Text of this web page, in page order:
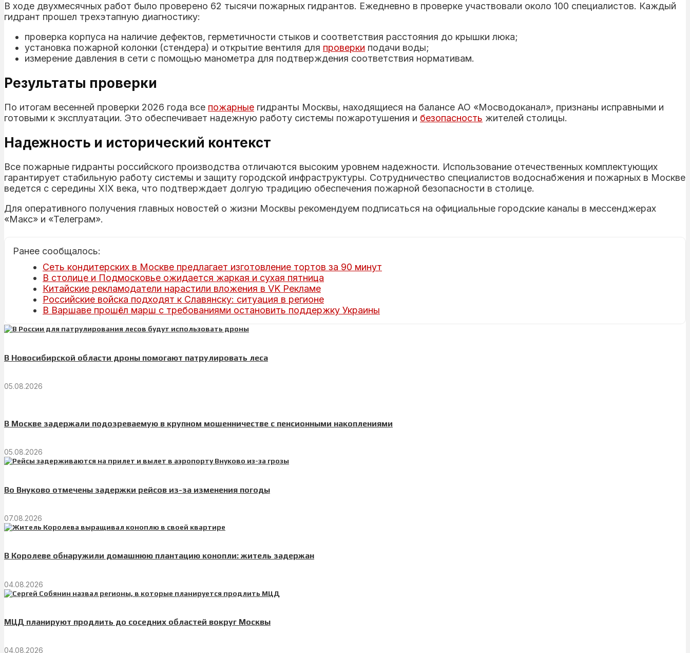
В ходе двухмесячных работ было проверено 62 тысячи пожарных гидрантов. Ежедневно в проверке участвовали около 100 специалистов. Каждый
гидрант прошел трехэтапную диагностику:
проверка корпуса на наличие дефектов, герметичности стыков и соответствия расстояния до крышки люка;
установка пожарной колонки (стендера) и открытие вентиля для проверки подачи воды;
измерение давления в сети с помощью манометра для подтверждения соответствия нормативам.
Результаты проверки
По итогам весенней проверки 2026 года все пожарные гидранты Москвы, находящиеся на балансе АО «Мосводоканал», признаны исправными и
готовыми к эксплуатации. Это обеспечивает надежную работу системы пожаротушения и безопасность жителей столицы.
Надежность и исторический контекст
Все пожарные гидранты российского производства отличаются высоким уровнем надежности. Использование отечественных комплектующих
гарантирует стабильную работу системы и защиту городской инфраструктуры. Сотрудничество специалистов водоснабжения и пожарных в Москве
ведется с середины XIX века, что подтверждает долгую традицию обеспечения пожарной безопасности в столице.
Для оперативного получения главных новостей о жизни Москвы рекомендуем подписаться на официальные городские каналы в мессенджерах
«Макс» и «Телеграм».
Ранее сообщалось:
Сеть кондитерских в Москве предлагает изготовление тортов за 90 минут
В столице и Подмосковье ожидается жаркая и сухая пятница
Китайские рекламодатели нарастили вложения в VK Рекламе
Российские войска подходят к Славянску: ситуация в регионе
В Варшаве прошёл марш с требованиями остановить поддержку Украины
В Новосибирской области дроны помогают патрулировать леса
05.08.2026
В Москве задержали подозреваемую в крупном мошенничестве с пенсионными накоплениями
05.08.2026
Во Внуково отмечены задержки рейсов из-за изменения погоды
07.08.2026
В Королеве обнаружили домашнюю плантацию конопли: житель задержан
04.08.2026
МЦД планируют продлить до соседних областей вокруг Москвы
04.08.2026